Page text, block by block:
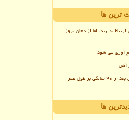
ترین ها
ندارند، اما از دهان بروز
آوری می شود
آهن
بر طول عمر
ها